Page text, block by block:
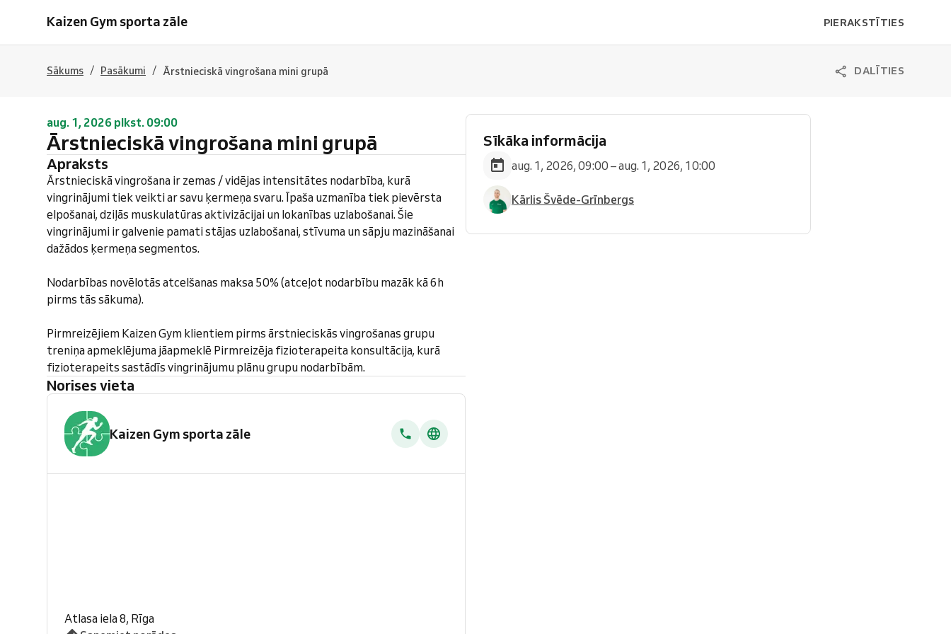
Kaizen Gym sporta zāle PIERAKSTĪTIES
Sākums / Pasākumi / Ārstnieciskā vingrošana mini grupā DALĪTIES
aug. 1, 2026 plkst. 09:00
Ārstnieciskā vingrošana mini grupā
Apraksts
Ārstnieciskā vingrošana ir zemas / vidējas intensitātes nodarbība, kurā
vingrinājumi tiek veikti ar savu ķermeņa svaru. Īpaša uzmanība tiek pievērsta
elpošanai, dziļās muskulatūras aktivizācijai un lokanības uzlabošanai. Šie
vingrinājumi ir galvenie pamati stājas uzlabošanai, stīvuma un sāpju mazināšanai
dažādos ķermeņa segmentos.
Nodarbības novēlotās atcelšanas maksa 50% (atceļot nodarbību mazāk kā 6h
pirms tās sākuma).
Pirmreizējiem Kaizen Gym klientiem pirms ārstnieciskās vingrošanas grupu
treniņa apmeklējuma jāapmeklē Pirmreizēja fizioterapeita konsultācija, kurā
fizioterapeits sastādīs vingrinājumu plānu grupu nodarbībām.
Norises vieta
Kaizen Gym sporta zāle
Atlasa iela 8, Rīga
Sīkāka informācija
aug. 1, 2026, 09:00 – aug. 1, 2026, 10:00
Kārlis Švēde-Grīnbergs